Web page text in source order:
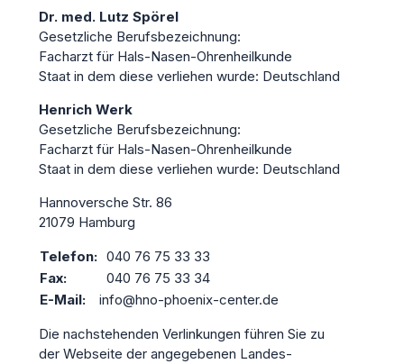
Dr. med. Lutz Spörel
Gesetzliche Berufsbezeichnung:
Facharzt für Hals-Nasen-Ohrenheilkunde
Staat in dem diese verliehen wurde: Deutschland
Henrich Werk
Gesetzliche Berufsbezeichnung:
Facharzt für Hals-Nasen-Ohrenheilkunde
Staat in dem diese verliehen wurde: Deutschland
Hannoversche Str. 86
21079 Hamburg
Telefon: 040 76 75 33 33
Fax:
040 76 75 33 34
E-Mail:
info@hno-phoenix-center.de
Die nachstehenden Verlinkungen führen Sie zu
der Webseite der angegebenen Landes-